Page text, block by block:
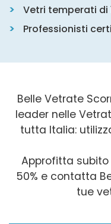
Vetri temperati di
Professionisti
Belle Vetrate
leader nelle
tutta Italia:
Approfitta subito
50% e contatta
tue